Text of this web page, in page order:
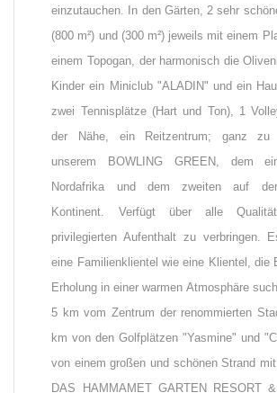
einzutauchen. In den Gärten, 2 sehr
(800 m²) und (300 m²) jeweils mit einem
einem Topogan, der harmonisch die
Kinder ein Miniclub "ALADIN" und ein
zwei Tennisplätze (Hart und Ton), 1
der Nähe, ein Reitzentrum; ganz zu
unserem BOWLING GREEN, dem
Nordafrika und dem zweiten auf
Kontinent. Verfügt über alle
privilegierten Aufenthalt zu verbringen.
eine Familienklientel wie eine Klientel, die
Erholung in einer warmen Atmosphäre
5 km vom Zentrum der renommierten
km von den Golfplätzen "Yasmine" und
von einem großen und schönen Strand
DAS HAMMAMET GARTEN RESORT